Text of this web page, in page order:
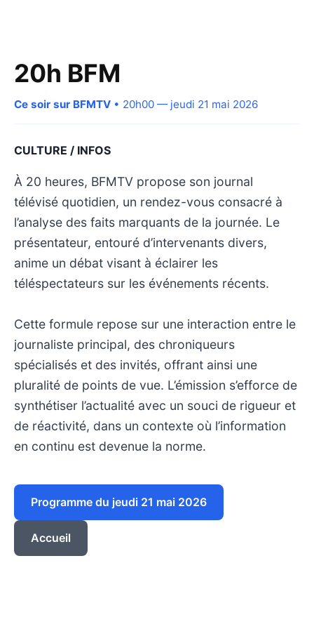
20h BFM
Ce soir sur BFMTV • 20h00 — jeudi 21 mai 2026
CULTURE / INFOS
À 20 heures, BFMTV propose son journal
télévisé quotidien, un rendez-vous consacré à
l’analyse des faits marquants de la journée. Le
présentateur, entouré d’intervenants divers,
anime un débat visant à éclairer les
téléspectateurs sur les événements récents.
Cette formule repose sur une interaction entre le
journaliste principal, des chroniqueurs
spécialisés et des invités, offrant ainsi une
pluralité de points de vue. L’émission s’efforce de
synthétiser l’actualité avec un souci de rigueur et
de réactivité, dans un contexte où l’information
en continu est devenue la norme.
Programme du jeudi 21 mai 2026
Accueil